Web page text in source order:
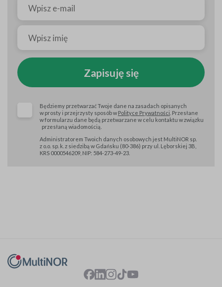
Zapisuję się
Będziemy przetwarzać Twoje dane na zasadach opisanych
w prosty i przejrzysty sposób wPolityce Prywatności . Przesłane
w formularzu dane będą przetwarzane w celu kontaktu w związku
przesłaną wiadomością.
Administratorem Twoich danych osobowych jest MultiNOR sp.
z o.o. sp. k. z siedzibą w Gdańsku (80-386) przy ul. Lęborskiej 3B,
KRS 0000546209, NIP: 584-273-49-23.